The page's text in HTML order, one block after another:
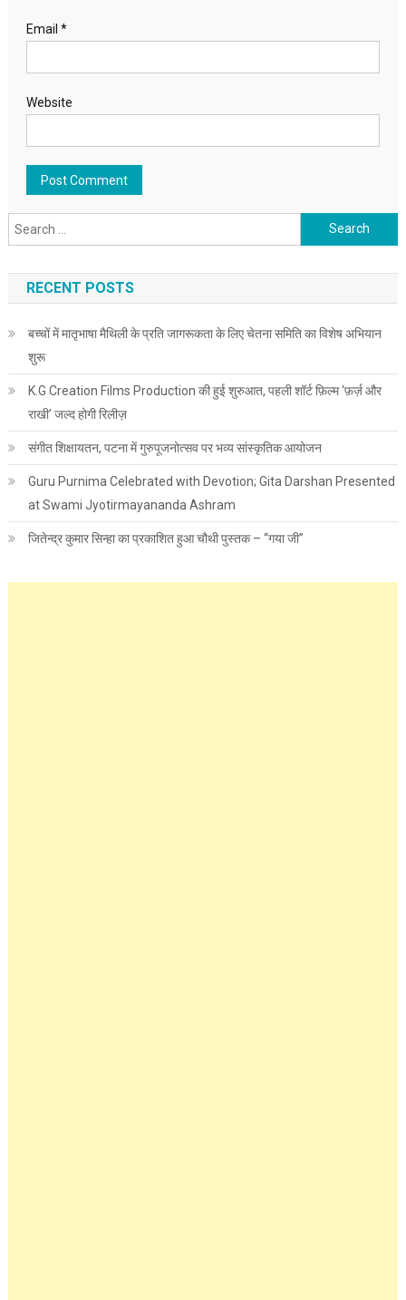
Email *
Website
Search for:
RECENT POSTS
बच्चों में मातृभाषा मैथिली के प्रति जागरूकता के लिए चेतना समिति का विशेष अभियान
शुरू
K.G Creation Films Production की हुई शुरुआत, पहली शॉर्ट फ़िल्म ‘फ़र्ज़ और
राखी’ जल्द होगी रिलीज़
संगीत शिक्षायतन, पटना में गुरुपूजनोत्सव पर भव्य सांस्कृतिक आयोजन
Guru Purnima Celebrated with Devotion; Gita Darshan Presented
at Swami Jyotirmayananda Ashram
जितेन्द्र कुमार सिन्हा का प्रकाशित हुआ चौथी पुस्तक – “गया जी”